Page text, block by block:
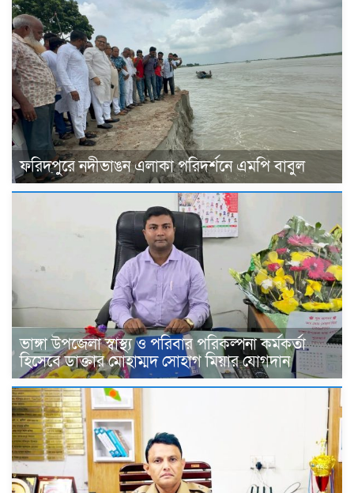
ফরিদপুরে নদীভাঙন এলাকা পরিদর্শনে এমপি বাবুল
ভাঙ্গা উপজেলা স্বাস্থ্য ও পরিবার পরিকল্পনা কর্মকর্তা
হিসেবে ডাক্তার মোহাম্মদ সোহাগ মিয়ার যোগদান